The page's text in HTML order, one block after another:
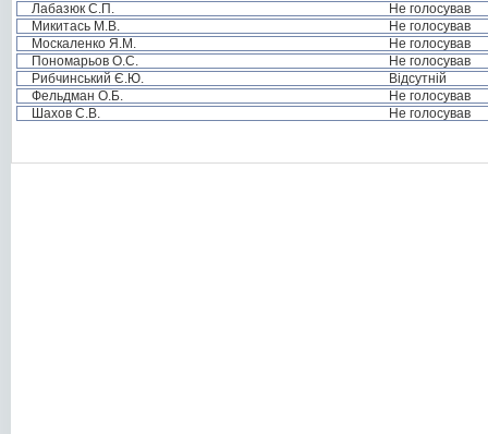
Лабазюк С.П.
Не голосував
Микитась М.В.
Не голосував
Москаленко Я.М.
Не голосував
Пономарьов О.С.
Не голосував
Рибчинський Є.Ю.
Відсутній
Фельдман О.Б.
Не голосував
Шахов С.В.
Не голосував